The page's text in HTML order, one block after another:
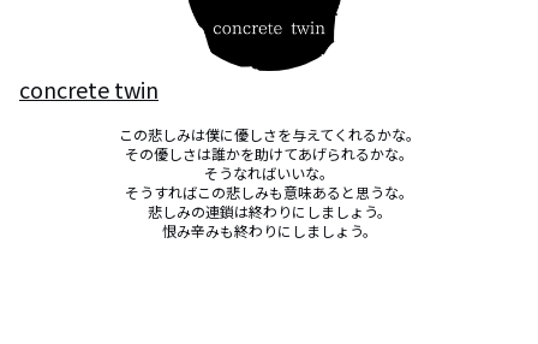
concrete twin
この悲しみは僕に優しさを与えてくれるかな。
その優しさは誰かを助けてあげられるかな。
そうなればいいな。
そうすればこの悲しみも意味あると思うな。
悲しみの連鎖は終わりにしましょう。
恨み辛みも終わりにしましょう。